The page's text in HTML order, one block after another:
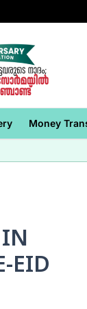
Money
EID